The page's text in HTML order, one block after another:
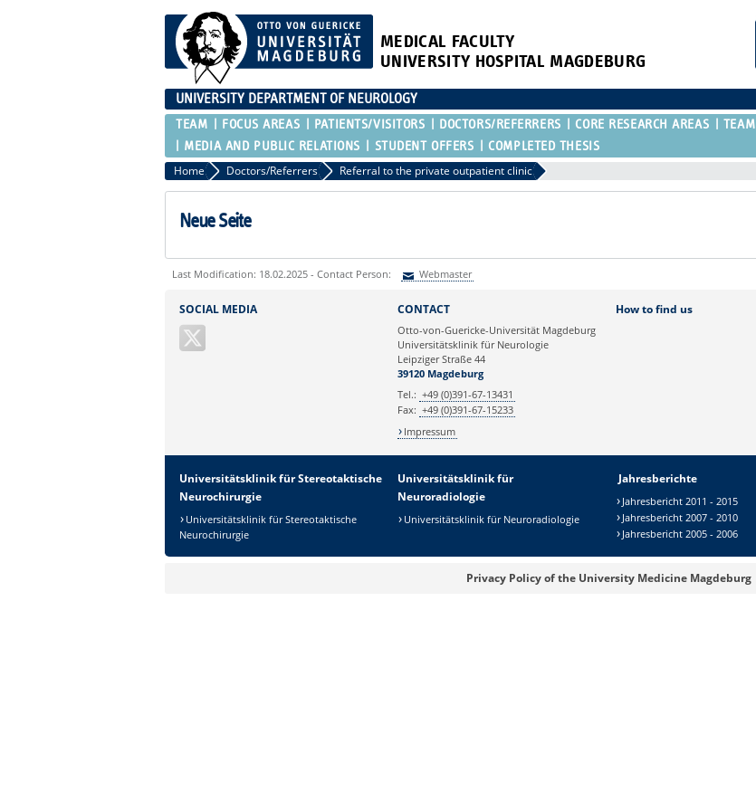
MEDICAL FACULTY
UNIVERSITY HOSPITAL MAGDEBURG
UNIVERSITY DEPARTMENT OF NEUROLOGY
TEAM FOCUS AREAS PATIENTS/VISITORS DOCTORS/REFERRERS CORE RESEARCH AREAS TEAM
MEDIA AND PUBLIC RELATIONS
STUDENT OFFERS COMPLETED THESIS
Home Doctors/Referrers Referral to the private outpatient clinic
Neue Seite
Last Modification: 18.02.2025 - Contact Person: Webmaster
Ihre E-Mailadresse:
SOCIAL MEDIA CONTACT
Otto-von-Guericke-Universität Magdeburg
Universitätsklinik für Neurologie
Leipziger Straße 44
39120 Magdeburg
Tel.: +49 (0)391-67-13431
Fax: +49 (0)391-67-15233
Impressum
How to find us
Universitätsklinik für Stereotaktische
Neurochirurgie
Universitätsklinik für Stereotaktische
Neurochirurgie
Universitätsklinik für
Neuroradiologie
Universitätsklinik für Neuroradiologie
Jahresberichte
Jahresbericht 2011 - 2015
Jahresbericht 2007 - 2010
Jahresbericht 2005 - 2006
Privacy Policy of the University Medicine Magdeburg